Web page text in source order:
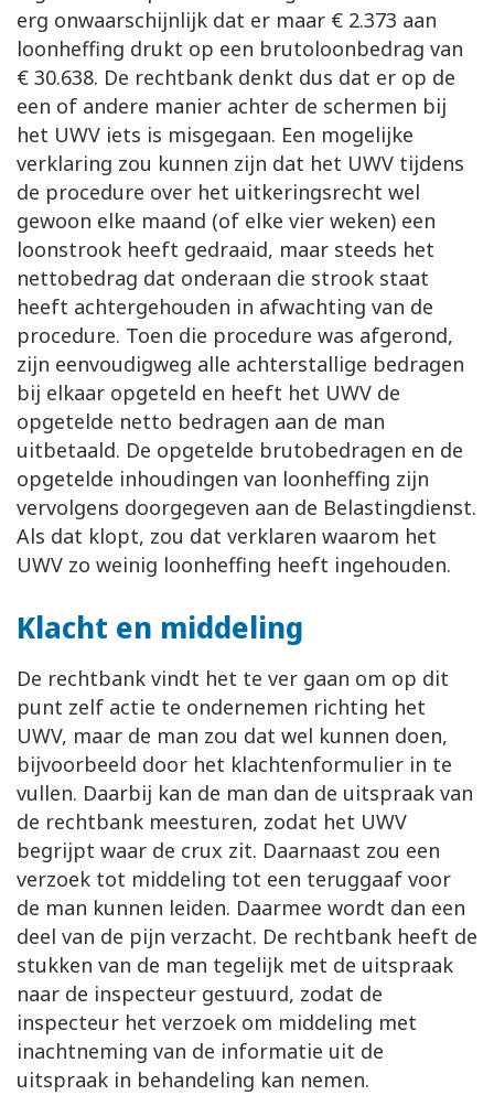
erg onwaarschijnlijk dat er maar € 2.373 aan
loonheffing drukt op een brutoloonbedrag van
€ 30.638. De rechtbank denkt dus dat er op de
een of andere manier achter de schermen bij
het UWV iets is misgegaan. Een mogelijke
verklaring zou kunnen zijn dat het UWV tijdens
de procedure over het uitkeringsrecht wel
gewoon elke maand (of elke vier weken) een
loonstrook heeft gedraaid, maar steeds het
nettobedrag dat onderaan die strook staat
heeft achtergehouden in afwachting van de
procedure. Toen die procedure was afgerond,
zijn eenvoudigweg alle achterstallige bedragen
bij elkaar opgeteld en heeft het UWV de
opgetelde netto bedragen aan de man
uitbetaald. De opgetelde brutobedragen en de
opgetelde inhoudingen van loonheffing zijn
vervolgens doorgegeven aan de Belastingdienst.
Als dat klopt, zou dat verklaren waarom het
UWV zo weinig loonheffing heeft ingehouden.
Klacht en middeling
De rechtbank vindt het te ver gaan om op dit
punt zelf actie te ondernemen richting het
UWV, maar de man zou dat wel kunnen doen,
bijvoorbeeld door het klachtenformulier in te
vullen. Daarbij kan de man dan de uitspraak van
de rechtbank meesturen, zodat het UWV
begrijpt waar de crux zit. Daarnaast zou een
verzoek tot middeling tot een teruggaaf voor
de man kunnen leiden. Daarmee wordt dan een
deel van de pijn verzacht. De rechtbank heeft de
stukken van de man tegelijk met de uitspraak
naar de inspecteur gestuurd, zodat de
inspecteur het verzoek om middeling met
inachtneming van de informatie uit de
uitspraak in behandeling kan nemen.